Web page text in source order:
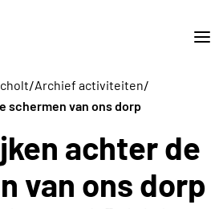
/Archief activiteiten/
schermen van ons dorp
achter de
van ons dorp